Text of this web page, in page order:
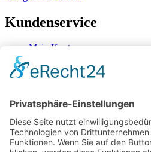
Kundenservice
Mein Konto
Zahlung & Versand
Widerrufsbelehrung
Mein Konto
Kontakt
Zahlung & Versand
Widerrufsbelehrung